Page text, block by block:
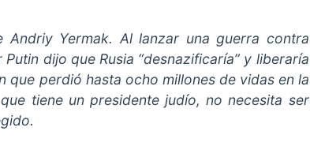
Andriy Yermak. Al lanzar una guerra contra
dijo que Rusia “desnazificaría” y liberaría
que perdió hasta ocho millones de vidas en la
tiene un presidente judío, no necesita ser